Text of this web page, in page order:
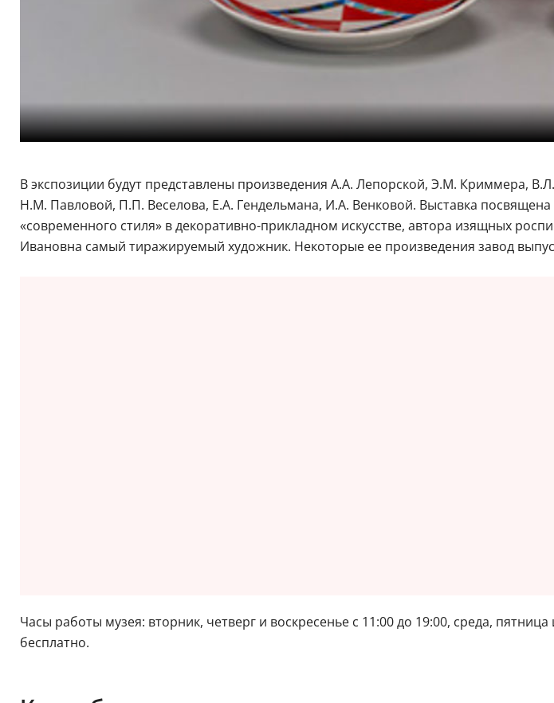
В экспозиции будут представлены произведения А.А. Лепорской, Э.М. Криммера,
Н.М. Павловой, П.П. Веселова, Е.А. Гендельмана, И.А. Венковой. Выставка
«современного стиля» в декоративно-прикладном искусстве, автора изящных
Ивановна самый тиражируемый художник. Некоторые ее произведения завод
Часы работы музея: вторник, четверг и воскресенье с 11:00 до 19:00, среда,
бесплатно.